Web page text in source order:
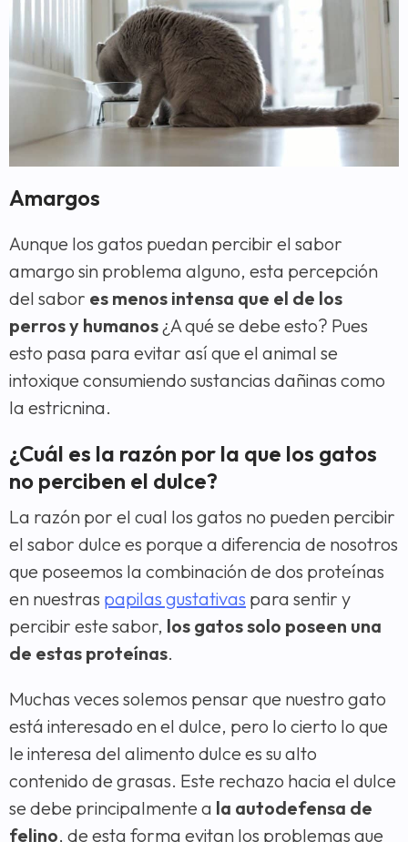
Amargos
Aunque los gatos puedan percibir el sabor
amargo sin problema alguno, esta percepción
del sabor es menos intensa que el de los
perros y humanos ¿A qué se debe esto? Pues
esto pasa para evitar así que el animal se
intoxique consumiendo sustancias dañinas como
la estricnina.
¿Cuál es la razón por la que los gatos
no perciben el dulce?
La razón por el cual los gatos no pueden percibir
el sabor dulce es porque a diferencia de nosotros
que poseemos la combinación de dos proteínas
en nuestras papilas gustativas para sentir y
percibir este sabor, los gatos solo poseen una
de estas proteínas.
Muchas veces solemos pensar que nuestro gato
está interesado en el dulce, pero lo cierto lo que
le interesa del alimento dulce es su alto
contenido de grasas. Este rechazo hacia el dulce
se debe principalmente a la autodefensa de
felino, de esta forma evitan los problemas que